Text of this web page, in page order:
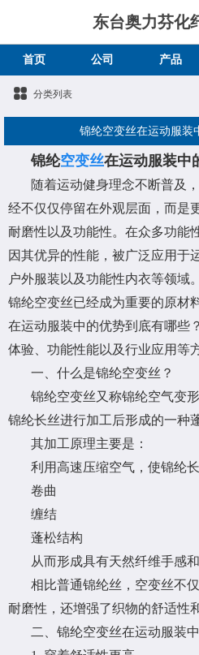
东台奥力芬化
首页 公司 产品
分类列表
锦纶空变丝在运动服装
锦纶空变丝在运动服装中
随着运动健身理念不断普及
经不仅仅停留在外观层面，而是
耐磨性以及功能性。在众多功能
因其优异的性能，被广泛应用于
户外服装以及功能性内衣等领域
锦纶空变丝已经成为重要的原材
在运动服装中的优势到底有哪些
体验、功能性能以及行业应用等
一、什么是锦纶空变丝？
锦纶空变丝又称锦纶空气变
锦纶长丝进行加工后形成的一种
其加工原理主要是：
利用高速压缩空气，使锦纶长
卷曲
缠结
蓬松结构
从而形成具有天然纤维手感
相比普通锦纶丝，空变丝不
耐磨性，还增强了织物的舒适性
二、锦纶空变丝在运动服装